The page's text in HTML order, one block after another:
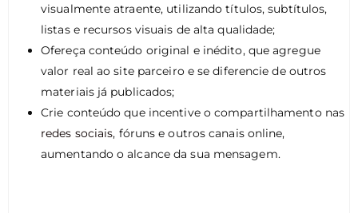
visualmente atraente, utilizando títulos, subtítulos,
listas e recursos visuais de alta qualidade;
Ofereça conteúdo original e inédito, que agregue
valor real ao site parceiro e se diferencie de outros
materiais já publicados;
Crie conteúdo que incentive o compartilhamento nas
redes sociais, fóruns e outros canais online,
aumentando o alcance da sua mensagem.